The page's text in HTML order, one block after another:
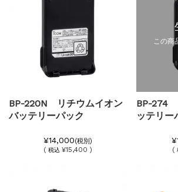
BP-220N リチウムイオン
バッテリーパック
¥14,000(税別)
( 税込 ¥15,400 )
この商
BP-274
ッテリー
(